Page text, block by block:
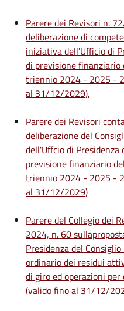
Parere dei Revisori n.
deliberazione di
iniziativa dell'Ufficio di
di previsione finanziario
triennio 2024 - 2025 -
al 31/12/2029).
Parere dei Revisori
deliberazione del
dell'Uffcio di
previsione finanziario
triennio 2024 - 2025 -
al 31/12/2029)
Parere del Collegio dei
2024, n. 60
Presidenza del
ordinario dei residui
di giro ed operazioni
(valido fino al 31/12/